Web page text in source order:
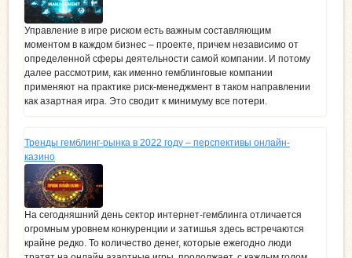
Управление в игре риском есть важным составляющим
моментом в каждом бизнес – проекте, причем независимо от
определенной сферы деятельности самой компании. И потому
далее рассмотрим, как именно гемблинговые компании
применяют на практике риск-менеджмент в таком направлении
как азартная игра. Это сводит к минимуму все потери.
Тренды гемблинг-рынка в 2022 году – перспективы онлайн-
казино
На сегодняшний день сектор интернет-гемблинга отличается
огромным уровнем конкуренции и затишья здесь встречаются
крайне редко. То количество денег, которые ежегодно люди